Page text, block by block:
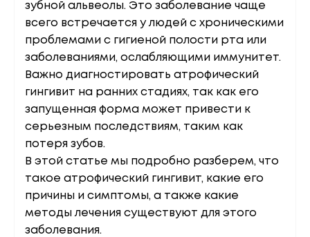
зубной альвеолы. Это заболевание чаще
всего встречается у людей с хроническими
проблемами с гигиеной полости рта или
заболеваниями, ослабляющими иммунитет.
Важно диагностировать атрофический
гингивит на ранних стадиях, так как его
запущенная форма может привести к
серьезным последствиям, таким как
потеря зубов.
В этой статье мы подробно разберем, что
такое атрофический гингивит, какие его
причины и симптомы, а также какие
методы лечения существуют для этого
заболевания.